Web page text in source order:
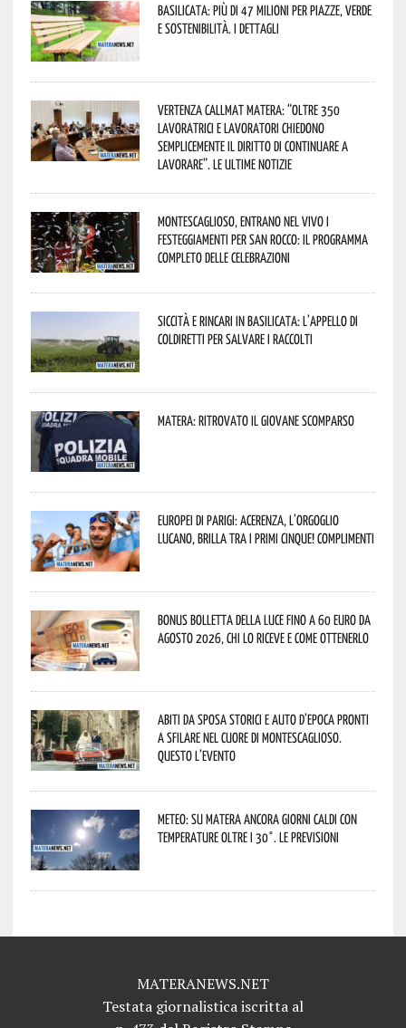
Basilicata: più di 47 milioni per piazze, verde
e sostenibilità. I dettagli
Vertenza CallMat Matera: “Oltre 350
lavoratrici e lavoratori chiedono
semplicemente il diritto di continuare a
lavorare”. Le ultime notizie
Montescaglioso, entrano nel vivo i
festeggiamenti per San Rocco: il programma
completo delle celebrazioni
Siccità e rincari in Basilicata: l’appello di
Coldiretti per salvare i raccolti
Matera: ritrovato il giovane scomparso
Europei di Parigi: Acerenza, l’orgoglio
lucano, brilla tra i primi cinque! Complimenti
Bonus bolletta della luce fino a 60 euro da
agosto 2026, chi lo riceve e come ottenerlo
Abiti da sposa storici e auto d’epoca pronti
a sfilare nel cuore di Montescaglioso.
Questo l’evento
Meteo: su Matera ancora giorni caldi con
temperature oltre i 30°. Le previsioni
MATERANEWS.NET
Testata giornalistica iscritta al